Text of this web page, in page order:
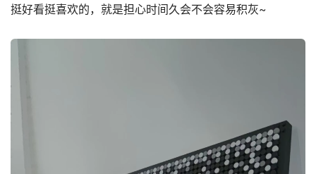
挺好看挺喜欢的，就是担心时间久会不会容易积灰~